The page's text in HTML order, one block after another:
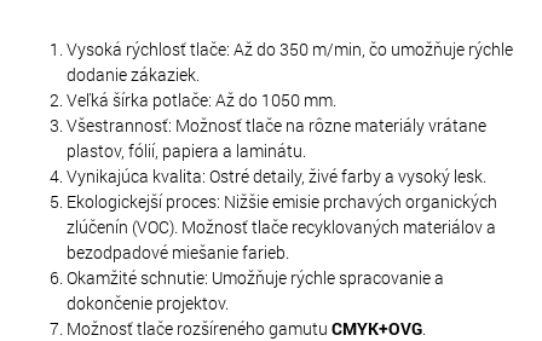
Vysoká rýchlosť tlače: Až do 350 m/min, čo umožňuje rýchle
dodanie zákaziek.
Veľká šírka potlače: Až do 1050 mm.
Všestrannosť: Možnosť tlače na rôzne materiály vrátane
plastov, fólií, papiera a laminátu.
Vynikajúca kvalita: Ostré detaily, živé farby a vysoký lesk.
Ekologickejší proces: Nižšie emisie prchavých organických
zlúčenín (VOC). Možnosť tlače recyklovaných materiálov a
bezodpadové miešanie farieb.
Okamžité schnutie: Umožňuje rýchle spracovanie a
dokončenie projektov.
Možnosť tlače rozšíreného gamutu CMYK+OVG.